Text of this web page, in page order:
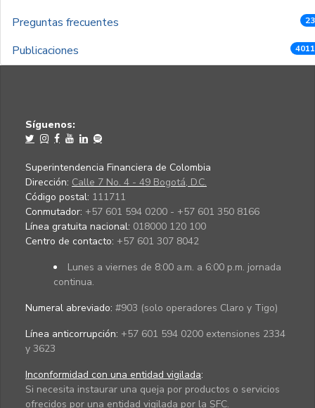
Preguntas frecuentes
Publicaciones
Síguenos:
Superintendencia Financiera de Colombia
Dirección: Calle 7 No. 4 - 49 Bogotá, D.C.
Código postal: 111711
Conmutador: +57 601 594 0200 - +57 601 350 8166
Línea gratuita nacional: 018000 120 100
Centro de contacto: +57 601 307 8042
Lunes a viernes de 8:00 a.m. a 6:00 p.m. jornada
continua.
Numeral abreviado: #903 (solo operadores Claro y Tigo)
Línea anticorrupción: +57 601 594 0200 extensiones 2334
y 3623
Inconformidad con una entidad vigilada:
Si necesita instaurar una queja por productos o servicios
ofrecidos por una entidad vigilada por la SFC.